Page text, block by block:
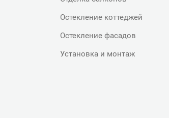
Остекление коттеджей
Остекление фасадов
Установка и монтаж